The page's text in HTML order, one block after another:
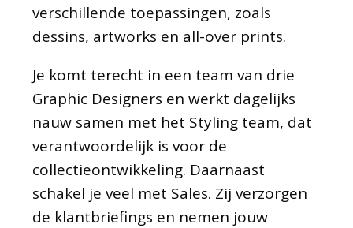
verschillende toepassingen, zoals
dessins, artworks en all-over prints.
Je komt terecht in een team van drie
Graphic Designers en werkt dagelijks
nauw samen met het Styling team, dat
verantwoordelijk is voor de
collectieontwikkeling. Daarnaast
schakel je veel met Sales. Zij verzorgen
de klantbriefings en nemen jouw